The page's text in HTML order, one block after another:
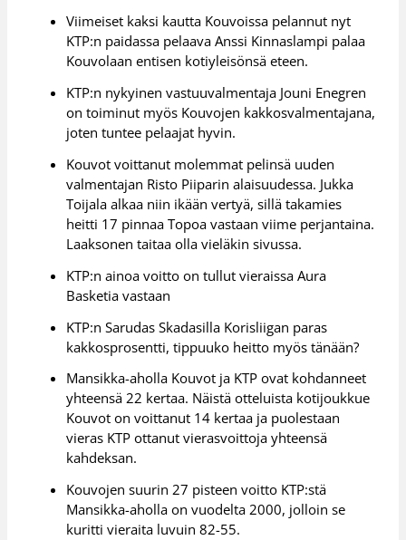
Viimeiset kaksi kautta Kouvoissa pelannut nyt
KTP:n paidassa pelaava Anssi Kinnaslampi palaa
Kouvolaan entisen kotiyleisönsä eteen.
KTP:n nykyinen vastuuvalmentaja Jouni Enegren
on toiminut myös Kouvojen kakkosvalmentajana,
joten tuntee pelaajat hyvin.
Kouvot voittanut molemmat pelinsä uuden
valmentajan Risto Piiparin alaisuudessa. Jukka
Toijala alkaa niin ikään vertyä, sillä takamies
heitti 17 pinnaa Topoa vastaan viime perjantaina.
Laaksonen taitaa olla vieläkin sivussa.
KTP:n ainoa voitto on tullut vieraissa Aura
Basketia vastaan
KTP:n Sarudas Skadasilla Korisliigan paras
kakkosprosentti, tippuuko heitto myös tänään?
Mansikka-aholla Kouvot ja KTP ovat kohdanneet
yhteensä 22 kertaa. Näistä otteluista kotijoukkue
Kouvot on voittanut 14 kertaa ja puolestaan
vieras KTP ottanut vierasvoittoja yhteensä
kahdeksan.
Kouvojen suurin 27 pisteen voitto KTP:stä
Mansikka-aholla on vuodelta 2000, jolloin se
kuritti vieraita luvuin 82-55.